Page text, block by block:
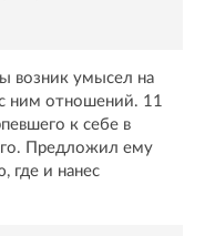
возник умысел на
ним отношений. 11
к себе в
Предложил ему
где и нанес